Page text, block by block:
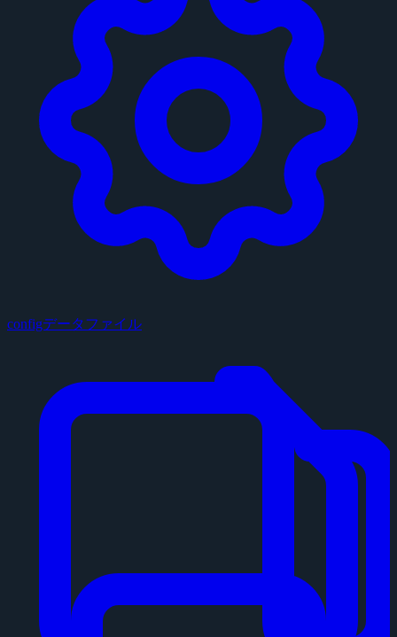
configデータファイル